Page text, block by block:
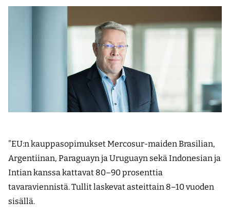
”EU:n kauppasopimukset Mercosur-maiden Brasilian,
Argentiinan, Paraguayn ja Uruguayn sekä Indonesian ja
Intian kanssa kattavat 80–90 prosenttia
tavaraviennistä. Tullit laskevat asteittain 8–10 vuoden
sisällä.